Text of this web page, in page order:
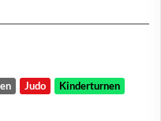
Judo
Kinderturnen